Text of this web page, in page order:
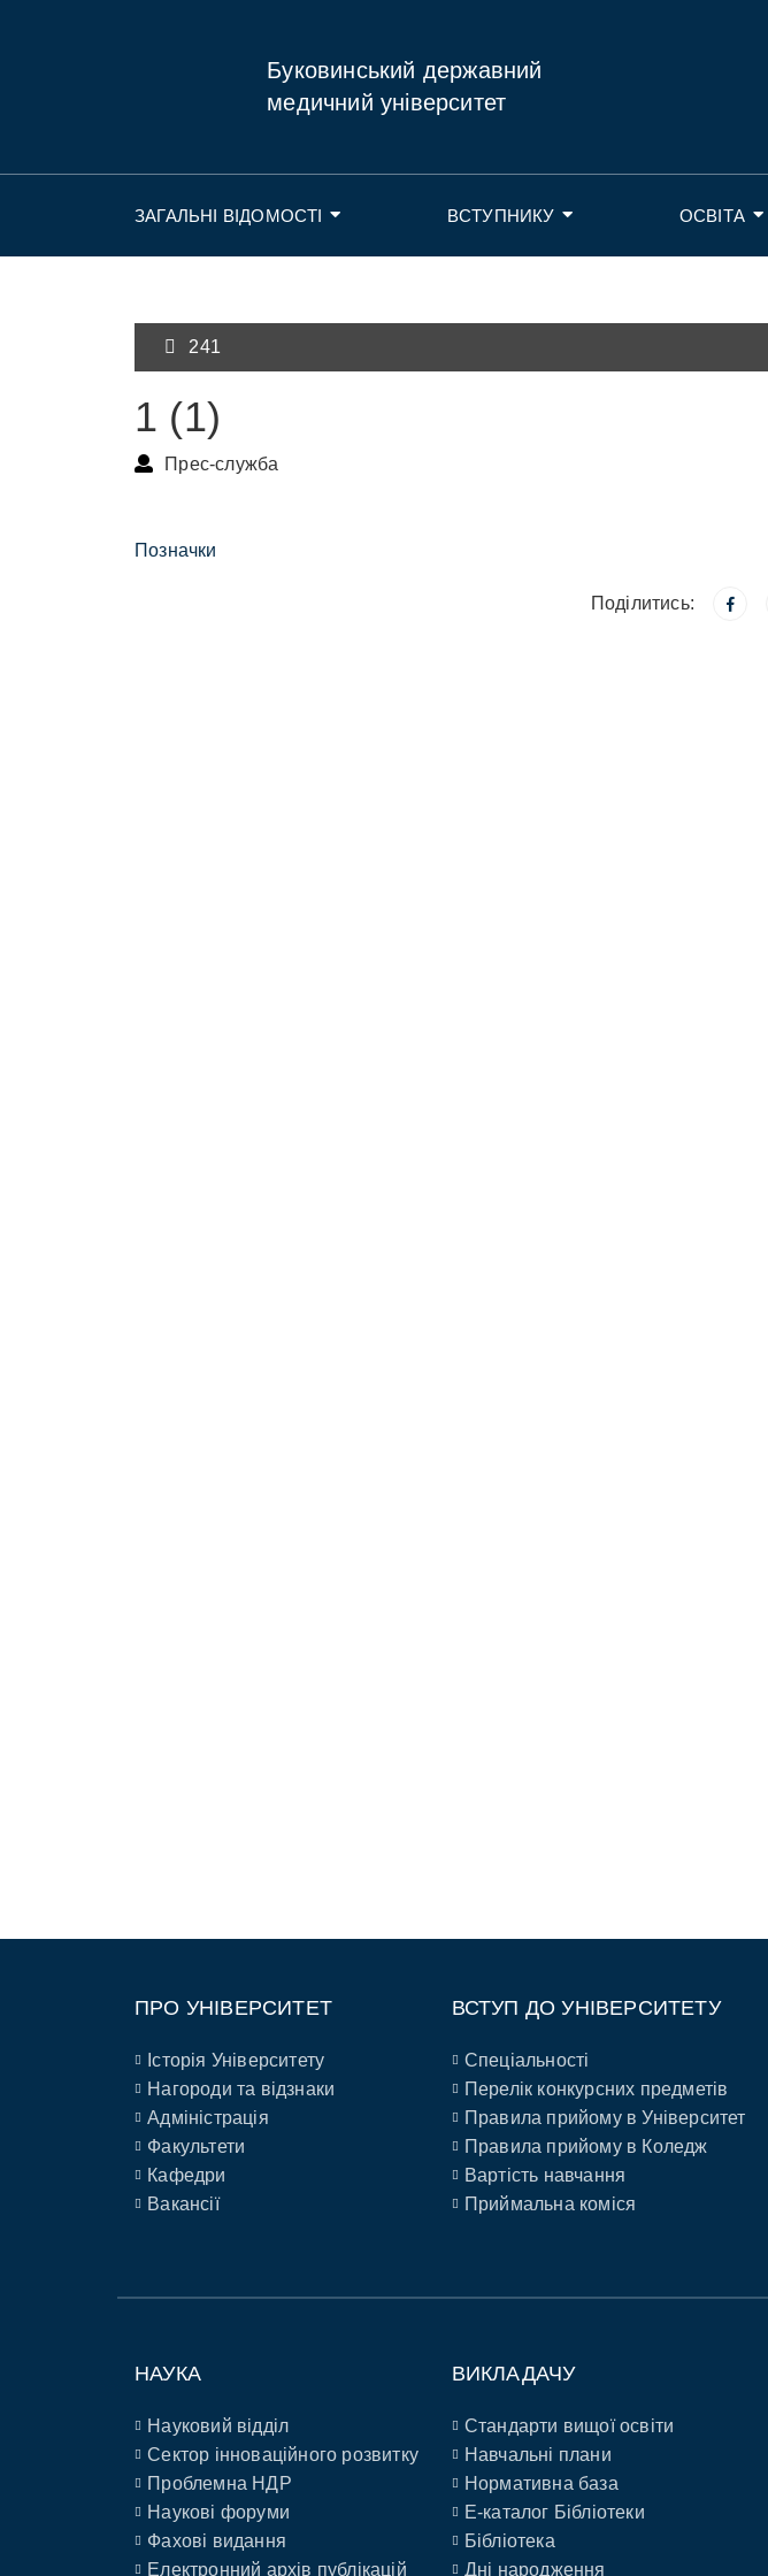
Буковинський державний
медичний університет
ЗАГАЛЬНІ ВІДОМОСТІ ВСТУПНИКУ ОСВІТА
241
1 (1)
Прес-служба
Позначки
Поділитись:
ПРО УНІВЕРСИТЕТ
Історія Університету
Нагороди та відзнаки
Адміністрація
Факультети
Кафедри
Вакансії
ВСТУП ДО УНІВЕРСИТЕТУ
Спеціальності
Перелік конкурсних предметів
Правила прийому в Університет
Правила прийому в Коледж
Вартість навчання
Приймальна коміся
НАУКА
Науковий відділ
Сектор інноваційного розвитку
Проблемна НДР
Наукові форуми
Фахові видання
Електронний архів публікацій
ВИКЛАДАЧУ
Стандарти вищої освіти
Навчальні плани
Нормативна база
E-каталог Бібліотеки
Бібліотека
Дні народження